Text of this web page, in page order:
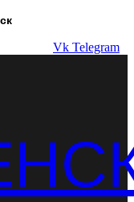
Vk Telegram